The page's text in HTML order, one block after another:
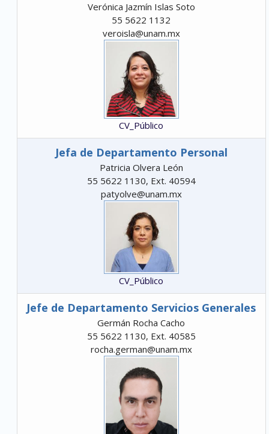
Verónica Jazmín Islas Soto
55 5622 1132
veroisla@unam.mx
CV_Público
Jefa de Departamento Personal
Patricia Olvera León
55 5622 1130, Ext. 40594
patyolve@unam.mx
CV_Público
Jefe de Departamento Servicios Generales
Germán Rocha Cacho
55 5622 1130, Ext. 40585
rocha.german@unam.mx